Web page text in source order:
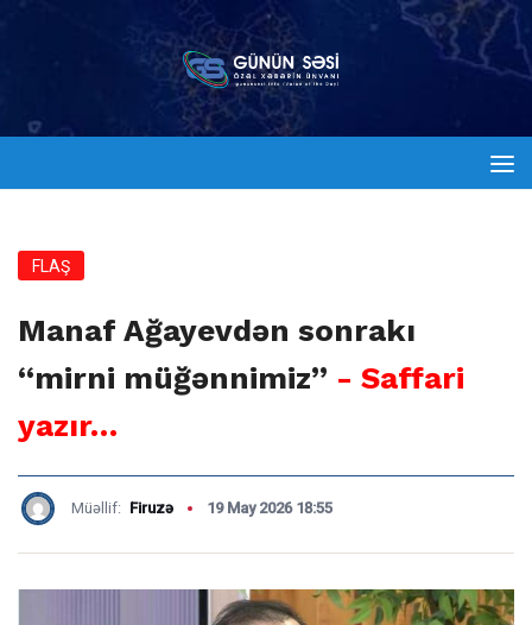
FLAŞ
Manaf Ağayevdən sonrakı
“mirni müğənnimiz” - Saffari
yazır…
Müəllif: Firuzə 19 May 2026 18:55